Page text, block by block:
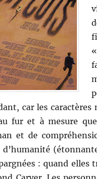
car les
fur et à mesure
et de
: quand elles